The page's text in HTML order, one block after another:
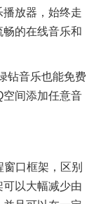
放器，始终走
的在线音乐和
钻音乐也能免费
空间添加任意音
口框架，区别
以大幅减少由